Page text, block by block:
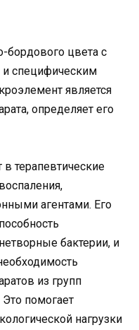
бордового цвета с
и специфическим
является
определяет его
терапевтические
агентами. Его
бактерии, и
из групп
помогает
нагрузки